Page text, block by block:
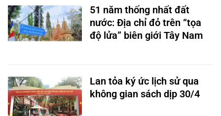
51 năm thống nhất đất
nước: Địa chỉ đỏ trên “tọa
độ lửa” biên giới Tây Nam
Lan tỏa ký ức lịch sử qua
không gian sách dịp 30/4